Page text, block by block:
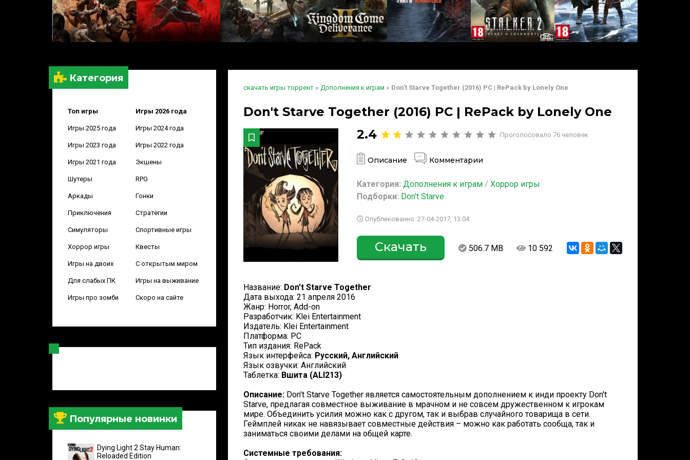
Категория
Топ игры Игры 2026 года
Игры 2025 года Игры 2024 года
Игры 2023 года Игры 2022 года
Игры 2021 года Экшены
Шутеры RPG
Аркады Гонки
Приключения Стратегии
Симуляторы Спортивные игры
Хоррор игры Квесты
Игры на двоих С открытым миром
Для слабых ПК Игры на выживание
Игры про зомби Скоро на сайте
Популярные новинки
Dying Light 2 Stay Human:
Reloaded Edition
скачать игры торрент » Дополнения к играм » Don't Starve Together (2016) PC | RePack by Lonely One
Don't Starve Together (2016) PC | RePack by Lonely One
2.4
Проголосовало 76 человек
Описание Комментарии
Категория: Дополнения к играм /Хоррор игры
Подборки: Don't Starve
Опубликованно: 27-04-2017, 13:04
Скачать 506.7 MB 10 592
Название: Don't Starve Together
Дата выхода: 21 апреля 2016
Жанр: Horror, Add-on
Разработчик: Klei Entertainment
Издатель: Klei Entertainment
Платформа: PC
Тип издания: RePack
Язык интерфейса: Русский, Английский
Язык озвучки: Английский
Таблетка: Вшита (ALI213)
Описание: Don't Starve Together является самостоятельным дополнением к инди проекту Don't
Starve, предлагая совместное выживание в мрачном и не совсем дружественном к игрокам
мире. Объединить усилия можно как с другом, так и выбрав случайного товарища в сети.
Геймплей никак не навязывает совместные действия – можно как работать сообща, так и
заниматься своими делами на общей карте.
Системные требования: